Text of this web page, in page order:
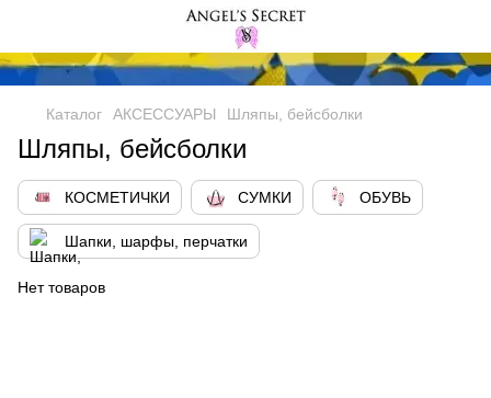
Каталог АКСЕССУАРЫ Шляпы, бейсболки
Шляпы, бейсболки
КОСМЕТИЧКИ СУМКИ ОБУВЬ
Шапки, шарфы, перчатки
Нет товаров